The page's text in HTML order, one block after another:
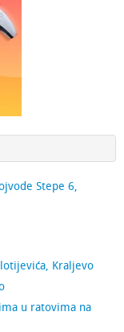
Stepe 6,
Kraljevo
u ratovima na